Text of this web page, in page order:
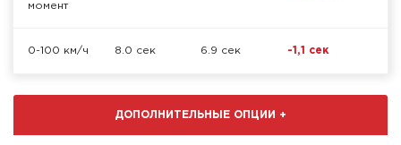
момент
0-100 км/ч 8.0 сек 6.9 сек -1,1 сек
ДОПОЛНИТЕЛЬНЫЕ ОПЦИИ +